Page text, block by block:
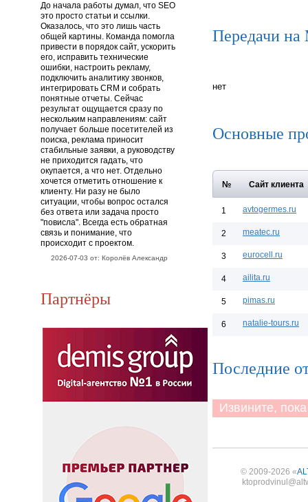
До начала работы думал, что SEO
это просто статьи и ссылки.
Оказалось, что это лишь часть
общей картины. Команда помогла
привести в порядок сайт, ускорить
его, исправить технические
ошибки, настроить рекламу,
подключить аналитику звонков,
интегрировать CRM и собрать
понятные отчеты. Сейчас
результат ощущается сразу по
нескольким направлениям: сайт
получает больше посетителей из
поиска, реклама приносит
стабильные заявки, а руководству
не приходится гадать, что
окупается, а что нет. Отдельно
хочется отметить отношение к
клиенту. Ни разу не было
ситуации, чтобы вопрос остался
без ответа или задача просто
"повисла". Всегда есть обратная
связь и понимание, что
происходит с проектом.
2026-07-03 от: Королёв Александр
Партнёры
Передачи на
нет
Основные
№ Сайт клиента
1 avtogermes.ru
2 meatec.ru
3 eurocell.ru
4 ailita.ru
5 pimas.ru
6 natalie-tours.ru
Последние
Извините,
© 2009-2026 «